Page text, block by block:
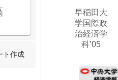
ト作成
早稲田大
学国際政
治経済学
科’05